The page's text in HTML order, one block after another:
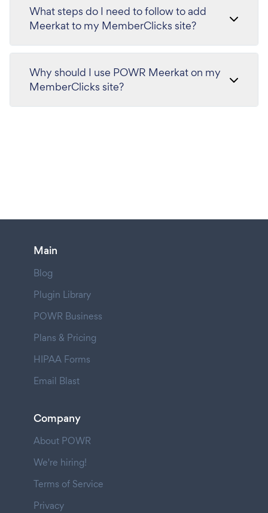
What steps do I need to follow to add
Meerkat to my MemberClicks site?
Why should I use POWR Meerkat on my
MemberClicks site?
Main
Blog
Plugin Library
POWR Business
Plans & Pricing
HIPAA Forms
Email Blast
Company
About POWR
We're hiring!
Terms of Service
Privacy